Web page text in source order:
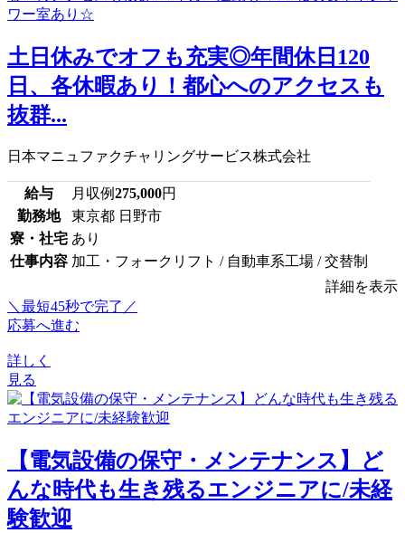
土日休みでオフも充実◎年間休日120
日、各休暇あり！都心へのアクセスも
抜群...
日本マニュファクチャリングサービス株式会社
給与 月収例275,000円
勤務地
東京都 日野市
寮・社宅 あり
仕事内容 加工・フォークリフト / 自動車系工場 / 交替制
詳細を表示
＼最短45秒で完了／
応募へ進む
詳しく
見る
【電気設備の保守・メンテナンス】ど
んな時代も生き残るエンジニアに/未経
験歓迎